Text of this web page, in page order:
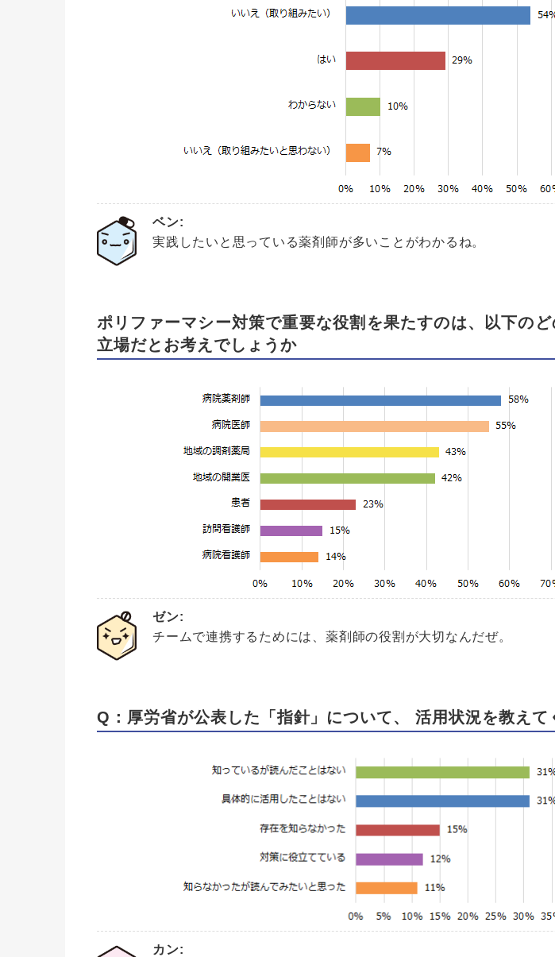
ベン:
実践したいと思っている薬剤師が多いことがわかるね。
ポリファーマシー対策で重要な役割を果たすのは、以下の
立場だとお考えでしょうか
ゼン:
チームで連携するためには、薬剤師の役割が大切なんだぜ。
Q：厚労省が公表した「指針」について、 活用状況を教えて
カン: